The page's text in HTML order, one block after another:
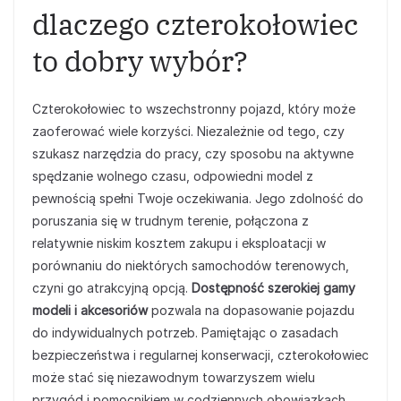
dlaczego czterokołowiec
to dobry wybór?
Czterokołowiec to wszechstronny pojazd, który może
zaoferować wiele korzyści. Niezależnie od tego, czy
szukasz narzędzia do pracy, czy sposobu na aktywne
spędzanie wolnego czasu, odpowiedni model z
pewnością spełni Twoje oczekiwania. Jego zdolność do
poruszania się w trudnym terenie, połączona z
relatywnie niskim kosztem zakupu i eksploatacji w
porównaniu do niektórych samochodów terenowych,
czyni go atrakcyjną opcją. Dostępność szerokiej gamy
modeli i akcesoriówpozwala na dopasowanie pojazdu
do indywidualnych potrzeb. Pamiętając o zasadach
bezpieczeństwa i regularnej konserwacji, czterokołowiec
może stać się niezawodnym towarzyszem wielu